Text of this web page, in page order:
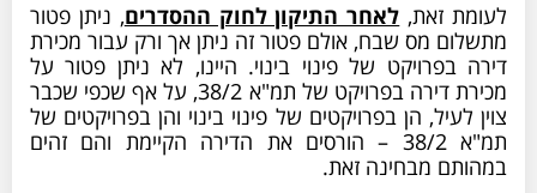
לעומת זאת, לאחר התיקון לחוק ההסדרים, ניתן פטור
מתשלום מס שבח, אולם פטור זה ניתן אך ורק עבור מכירת
דירה בפרויקט של פינוי בינוי. היינו, לא ניתן פטור על
מכירת דירה בפרויקט של תמ"א 38/2, על אף שכפי שכבר
צוין לעיל, הן בפרויקטים של פינוי בינוי והן בפרויקטים של
תמ"א 38/2 – הורסים את הדירה הקיימת והם זהים
במהותם מבחינה זאת.